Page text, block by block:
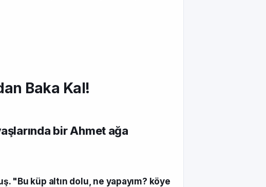
Baka Kal!
bir Ahmet ağa
"Bu küp altın dolu, ne yapayım? köye